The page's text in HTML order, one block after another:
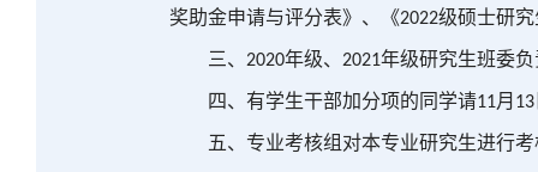
奖助金申请与评分表》、《2022级硕士研
三、 2020年级、 2021年级研究生班委
四、有学生干部加分项的同学请11月 13
五、 专业考核组对本专业研究生进行